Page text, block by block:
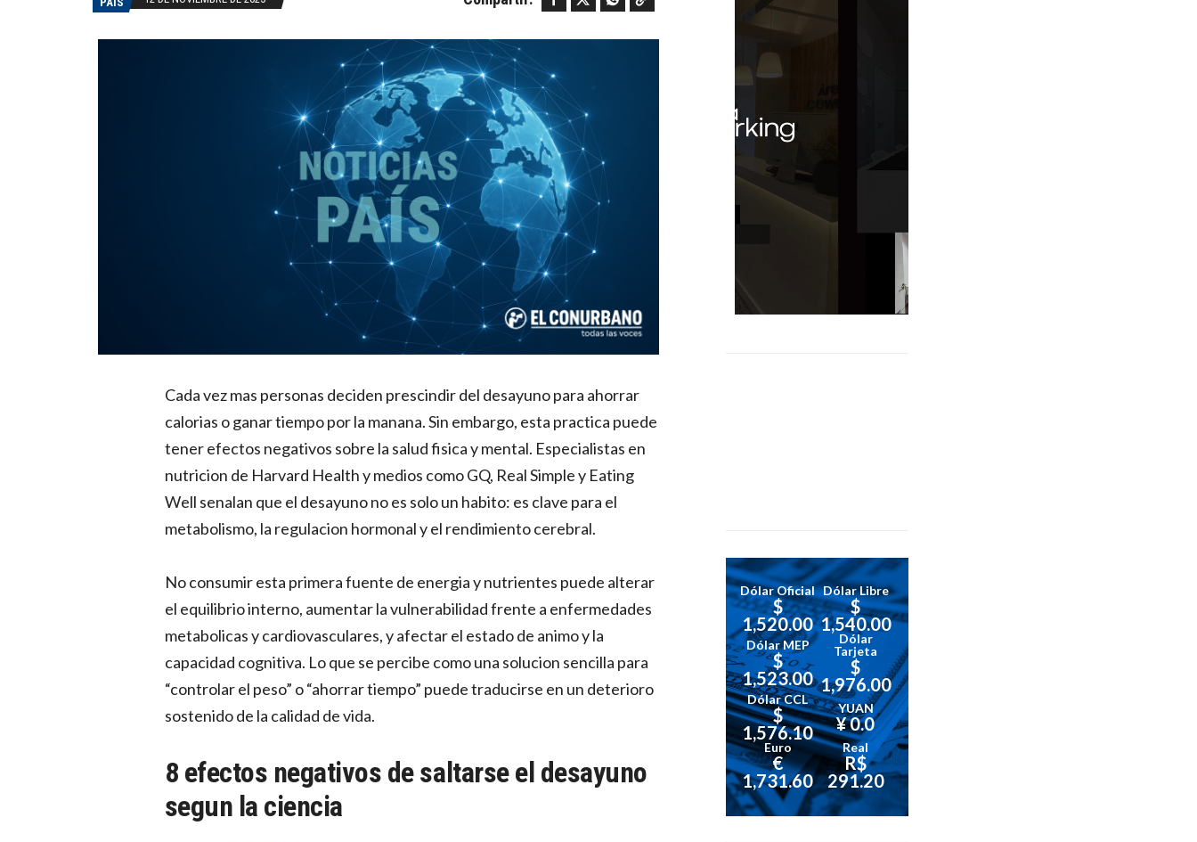
Cada vez mas personas deciden prescindir del desayuno para ahorrar
calorias o ganar tiempo por la manana. Sin embargo, esta practica puede
tener efectos negativos sobre la salud fisica y mental. Especialistas en
nutricion de Harvard Health y medios como GQ, Real Simple y Eating
Well senalan que el desayuno no es solo un habito: es clave para el
metabolismo, la regulacion hormonal y el rendimiento cerebral.
No consumir esta primera fuente de energia y nutrientes puede alterar
el equilibrio interno, aumentar la vulnerabilidad frente a enfermedades
metabolicas y cardiovasculares, y afectar el estado de animo y la
capacidad cognitiva. Lo que se percibe como una solucion sencilla para
“controlar el peso” o “ahorrar tiempo” puede traducirse en un deterioro
sostenido de la calidad de vida.
8 efectos negativos de saltarse el desayuno
segun la ciencia
Dólar Oficial
$
1,520.00
Dólar Libre
$
1,540.00
Dólar MEP
$
1,523.00
Dólar
Tarjeta
$
1,976.00
Dólar CCL
$
1,576.10
YUAN
¥ 0.0
Euro
€
1,731.60
Real
R$
291.20